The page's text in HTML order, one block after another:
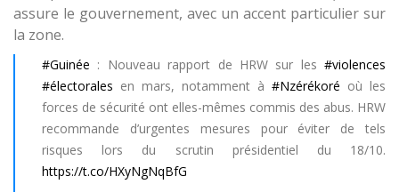
assure le gouvernement, avec un accent particulier sur
la zone.
#Guinée : Nouveau rapport de HRW sur les #violences
#électorales en mars, notamment à #Nzérékoré où les
forces de sécurité ont elles-mêmes commis des abus. HRW
recommande d’urgentes mesures pour éviter de tels
risques lors du scrutin présidentiel du 18/10.
https://t.co/HXyNgNqBfG